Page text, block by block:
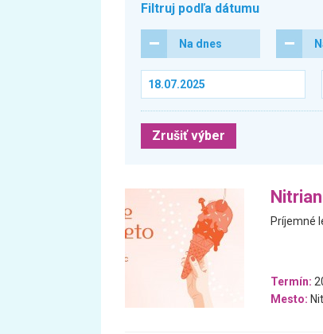
Filtruj podľa dátumu
Na dnes
Zrušiť výber
Príjemné
Termín:
Mesto: